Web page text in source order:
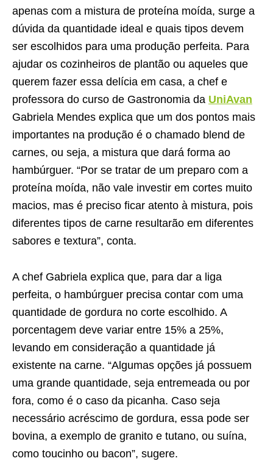
apenas com a mistura de proteína moída, surge a
dúvida da quantidade ideal e quais tipos devem
ser escolhidos para uma produção perfeita. Para
ajudar os cozinheiros de plantão ou aqueles que
querem fazer essa delícia em casa, a chef e
professora do curso de Gastronomia da UniAvan
Gabriela Mendes explica que um dos pontos mais
importantes na produção é o chamado blend de
carnes, ou seja, a mistura que dará forma ao
hambúrguer. “Por se tratar de um preparo com a
proteína moída, não vale investir em cortes muito
macios, mas é preciso ficar atento à mistura, pois
diferentes tipos de carne resultarão em diferentes
sabores e textura”, conta.
A chef Gabriela explica que, para dar a liga
perfeita, o hambúrguer precisa contar com uma
quantidade de gordura no corte escolhido. A
porcentagem deve variar entre 15% a 25%,
levando em consideração a quantidade já
existente na carne. “Algumas opções já possuem
uma grande quantidade, seja entremeada ou por
fora, como é o caso da picanha. Caso seja
necessário acréscimo de gordura, essa pode ser
bovina, a exemplo de granito e tutano, ou suína,
como toucinho ou bacon”, sugere.